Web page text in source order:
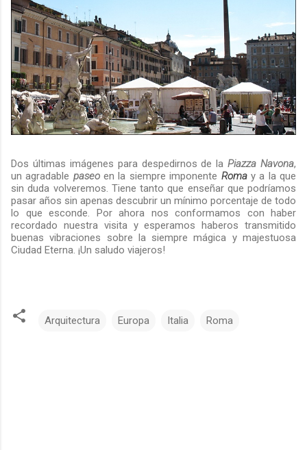
Dos últimas imágenes para despedirnos de laPiazza Navona,
un agradable paseoen la siempre imponente Roma y a la que
sin duda volveremos. Tiene tanto que enseñar que podríamos
pasar años sin apenas descubrir un mínimo porcentaje de todo
lo que esconde. Por ahora nos conformamos con haber
recordado nuestra visita y esperamos haberos transmitido
buenas vibraciones sobre la siempre mágica y majestuosa
Ciudad Eterna. ¡Un saludo viajeros!
Arquitectura Europa Italia Roma